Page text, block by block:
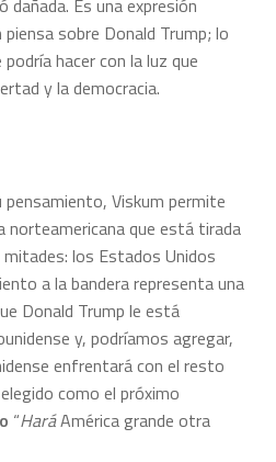
dañada. Es una expresión
sobre Donald Trump; lo
hacer con la luz que
y la democracia.
Viskum permite
norteamericana que está tirada
los Estados Unidos
a la bandera representa una
Donald Trump le está
y, podríamos agregar,
enfrentará con el resto
como el próximo
“HaráAmérica grande otra